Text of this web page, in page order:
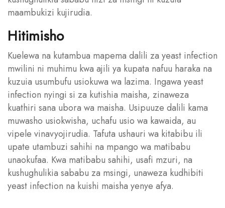
maambukizi kujirudia.
Hitimisho
Kuelewa na kutambua mapema dalili za yeast infection
mwilini ni muhimu kwa ajili ya kupata nafuu haraka na
kuzuia usumbufu usiokuwa wa lazima. Ingawa yeast
infection nyingi si za kutishia maisha, zinaweza
kuathiri sana ubora wa maisha. Usipuuze dalili kama
muwasho usiokwisha, uchafu usio wa kawaida, au
vipele vinavyojirudia. Tafuta ushauri wa kitabibu ili
upate utambuzi sahihi na mpango wa matibabu
unaokufaa. Kwa matibabu sahihi, usafi mzuri, na
kushughulikia sababu za msingi, unaweza kudhibiti
yeast infection na kuishi maisha yenye afya.